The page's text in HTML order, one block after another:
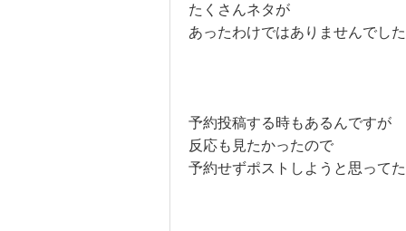
たくさんネタが
あったわけではありませんでし
予約投稿する時もあるんですが
反応も見たかったので
予約せずポストしようと思って